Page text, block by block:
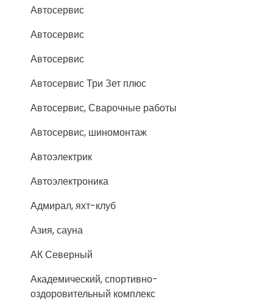
Автосервис
Автосервис
Автосервис
Автосервис Три Зет плюс
Автосервис, Сварочные работы
Автосервис, шиномонтаж
Автоэлектрик
Автоэлектроника
Адмирал, яхт-клуб
Азия, сауна
АК Северный
Академический, спортивно-
оздоровительный комплекс